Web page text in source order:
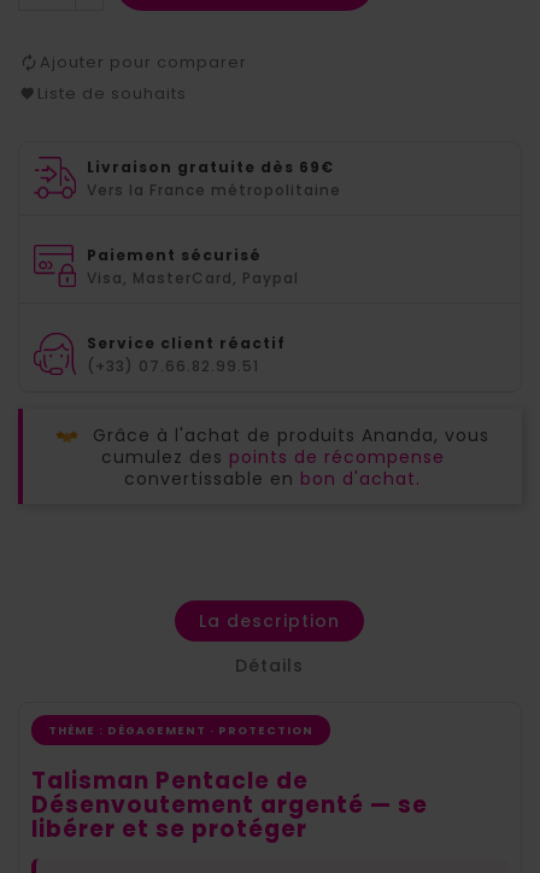
Ajouter pour comparer
Liste de souhaits
Livraison gratuite dès 69€
Vers la France métropolitaine
Paiement sécurisé
Visa, MasterCard, Paypal
Service client réactif
(+33) 07.66.82.99.51
Grâce à l'achat de produits Ananda, vous
cumulez des points de récompense
convertissable en bon d'achat.
La description
Détails
THÈME : DÉGAGEMENT · PROTECTION
Talisman Pentacle de
Désenvoutement argenté — se
libérer et se protéger